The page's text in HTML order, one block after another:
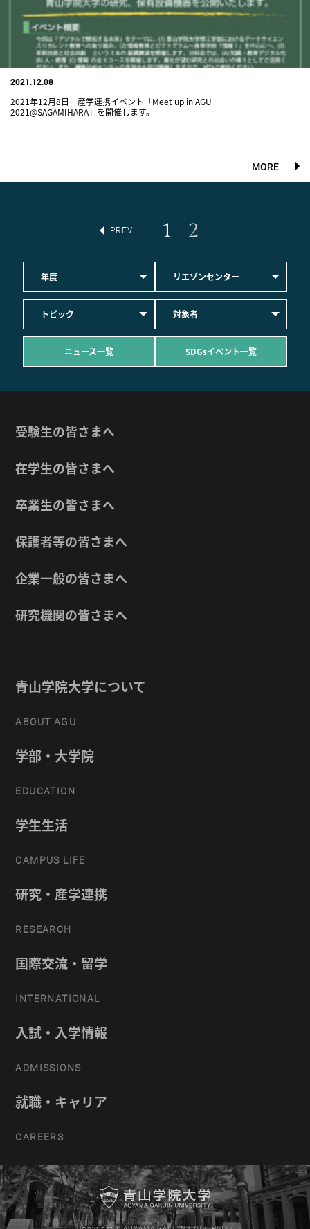
2021.12.08
2021年12月8日 産学連携イベント「Meet up in AGU
2021@SAGAMIHARA」を開催します。
MORE
PREV 1 2
年度 リエゾンセンター
トピック 対象者
ニュース一覧 SDGsイベント一覧
受験生の皆さまへ
在学生の皆さまへ
卒業生の皆さまへ
保護者等の皆さまへ
企業一般の皆さまへ
研究機関の皆さまへ
青山学院大学について
ABOUT AGU
学部・大学院
EDUCATION
学生生活
CAMPUS LIFE
研究・産学連携
RESEARCH
国際交流・留学
INTERNATIONAL
入試・入学情報
ADMISSIONS
就職・キャリア
CAREERS